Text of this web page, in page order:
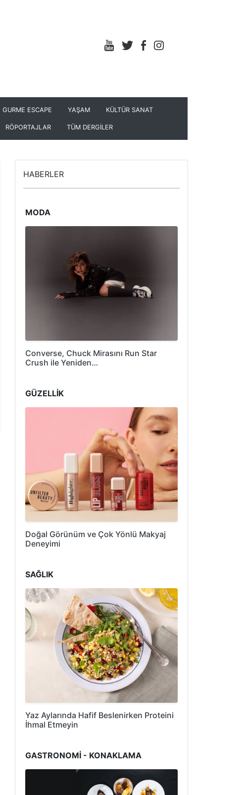
GURME ESCAPE YAŞAM KÜLTÜR SANAT
RÖPORTAJLAR TÜM DERGİLER
HABERLER
MODA
Converse, Chuck Mirasını Run Star
Crush ile Yeniden…
GÜZELLİK
Doğal Görünüm ve Çok Yönlü Makyaj
Deneyimi
SAĞLIK
Yaz Aylarında Hafif Beslenirken Proteini
İhmal Etmeyin
GASTRONOMİ - KONAKLAMA